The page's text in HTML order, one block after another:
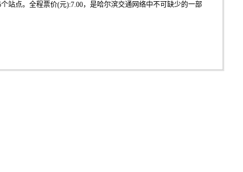
站点。全程票价(元):7.00，是哈尔滨交通网络中不可缺少的一部